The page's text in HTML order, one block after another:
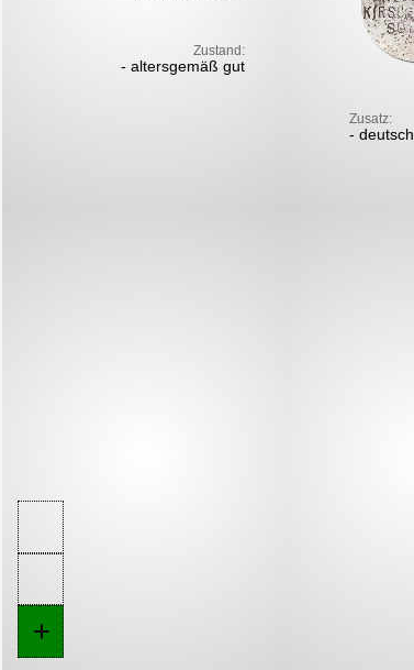
Zustand:
- altersgemäß gut
+
Zusatz:
-